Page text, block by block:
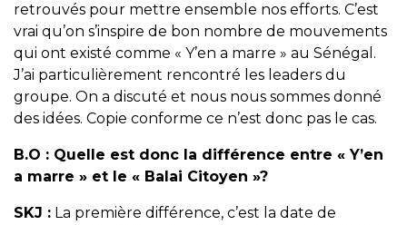
retrouvés pour mettre ensemble nos efforts. C’est
vrai qu’on s’inspire de bon nombre de mouvements
qui ont existé comme « Y’en a marre » au Sénégal.
J’ai particulièrement rencontré les leaders du
groupe. On a discuté et nous nous sommes donné
des idées. Copie conforme ce n’est donc pas le cas.
B.O : Quelle est donc la différence entre « Y’en
a marre » et le « Balai Citoyen »?
SKJ : La première différence, c’est la date de